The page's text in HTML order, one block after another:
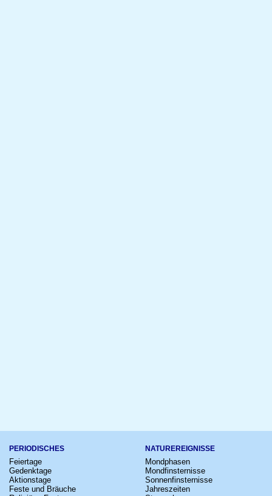
PERIODISCHES
Feiertage
Gedenktage
Aktionstage
Feste und Bräuche
NATUREREIGNISSE
Mondphasen
Mondfinsternisse
Sonnenfinsternisse
Jahreszeiten